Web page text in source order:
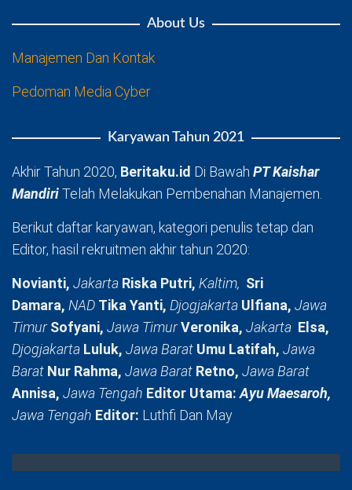
About Us
Manajemen Dan Kontak
Pedoman Media Cyber
Karyawan Tahun 2021
Akhir Tahun 2020, Beritaku.id Di Bawah PT Kaishar
MandiriTelah Melakukan Pembenahan Manajemen.
Berikut daftar karyawan, kategori penulis tetap dan
Editor, hasil rekruitmen akhir tahun 2020:
Novianti, Jakarta Riska Putri, Kaltim, Sri
Damara, NAD Tika Yanti, Djogjakarta Ulfiana, Jawa
TimurSofyani, Jawa TimurVeronika, Jakarta Elsa,
Djogjakarta Luluk, Jawa Barat Umu Latifah, Jawa
Barat Nur Rahma, Jawa Barat Retno, Jawa Barat
Annisa, Jawa Tengah Editor Utama:Ayu Maesaroh,
Jawa Tengah Editor: Luthfi Dan May